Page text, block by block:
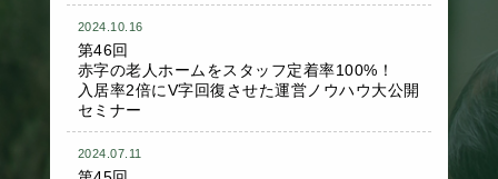
2024.10.16
第46回
赤字の老人ホームをスタッフ定着率100%！
入居率2倍にV字回復させた運営ノウハウ大公開
セミナー
2024.07.11